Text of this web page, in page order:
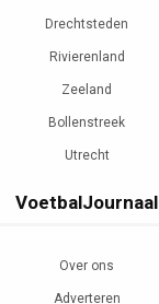
Drechtsteden
Rivierenland
Zeeland
Bollenstreek
Utrecht
VoetbalJournaal
Over ons
Adverteren